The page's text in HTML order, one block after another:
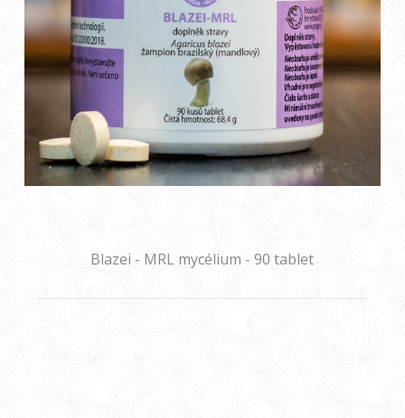
Blazei - MRL mycélium - 90 tablet